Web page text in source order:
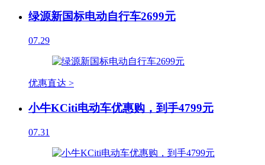
绿源新国标电动自行车2699元
07.29
优惠直达 >
小牛KCiti电动车优惠购，到手4799元
07.31